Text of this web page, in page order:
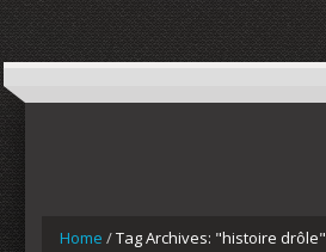
Home /Tag Archives: "histoire drôle"